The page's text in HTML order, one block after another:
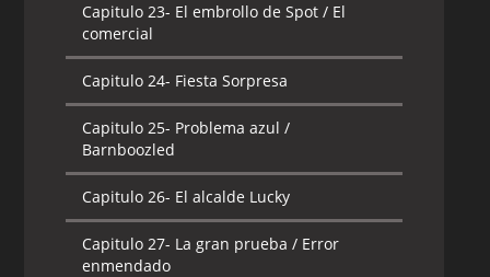
Capitulo 23- El embrollo de Spot / El
comercial
Capitulo 24- Fiesta Sorpresa
Capitulo 25- Problema azul /
Barnboozled
Capitulo 26- El alcalde Lucky
Capitulo 27- La gran prueba / Error
enmendado